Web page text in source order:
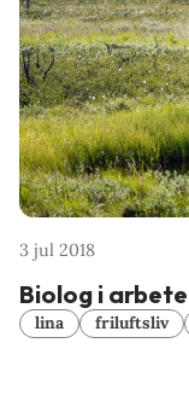
3 jul 2018
Biolog i arbete
lina friluftsliv